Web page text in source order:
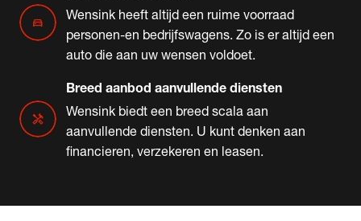
directions_car
Wensink heeft altijd een ruime voorraad
personen-en bedrijfswagens. Zo is er altijd een
auto die aan uw wensen voldoet.
handyman
Breed aanbod aanvullende diensten
Wensink biedt een breed scala aan
aanvullende diensten. U kunt denken aan
financieren, verzekeren en leasen.